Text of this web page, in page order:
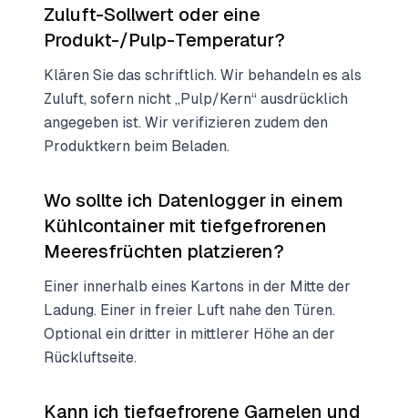
Zuluft-Sollwert oder eine
Produkt-/Pulp-Temperatur?
Klären Sie das schriftlich. Wir behandeln es als
Zuluft, sofern nicht „Pulp/Kern“ ausdrücklich
angegeben ist. Wir verifizieren zudem den
Produktkern beim Beladen.
Wo sollte ich Datenlogger in einem
Kühlcontainer mit tiefgefrorenen
Meeresfrüchten platzieren?
Einer innerhalb eines Kartons in der Mitte der
Ladung. Einer in freier Luft nahe den Türen.
Optional ein dritter in mittlerer Höhe an der
Rückluftseite.
Kann ich tiefgefrorene Garnelen und